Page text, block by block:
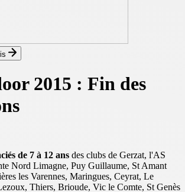
2015 : Fin des
de 7 à 12 ans des clubs de Gerzat, l'AS
Nord Limagne, Puy Guillaume, St Amant
les Varennes, Maringues, Ceyrat, Le
Thiers, Brioude, Vic le Comte, St Genès